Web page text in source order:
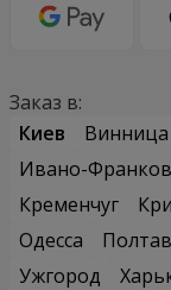
Заказ в:
Киев
Винница
Ивано-
Кременчуг
Одесса
Ужгород